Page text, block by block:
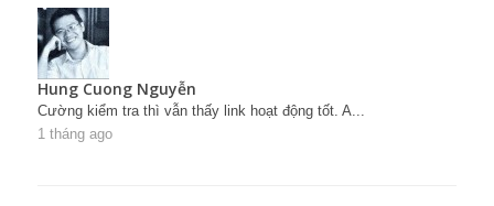
Hung Cuong Nguyễn
Cường kiểm tra thì vẫn thấy link hoạt động tốt. A...
1 tháng ago